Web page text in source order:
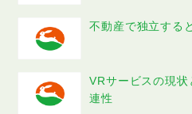
不動産で独立する
VRサービスの現状
連性